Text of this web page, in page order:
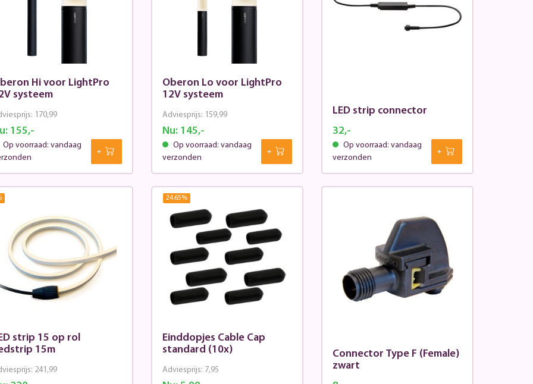
Hi voor LightPro
systeem
155,-
170,99
Op voorraad: vandaag
Oberon Lo voor LightPro
12V systeem
Nu:145,-
Adviesprijs: 159,99
Op voorraad: vandaag
verzonden
LED strip connector
32,-
Op voorraad: vandaag
verzonden
strip 15 op rol
15m
241,99
24.65%
Einddopjes Cable Cap
standard (10x)
Adviesprijs: 7,95
Connector Type F (Female)
zwart